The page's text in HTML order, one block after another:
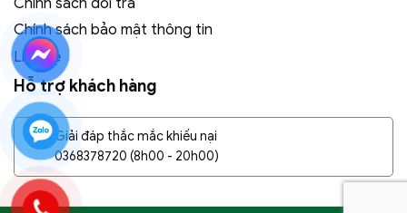
Chính sách bảo mật thông tin
Liên hệ
Hỗ trợ khách hàng
Giải đáp thắc mắc khiếu nại
0368378720 (8h00 - 20h00)